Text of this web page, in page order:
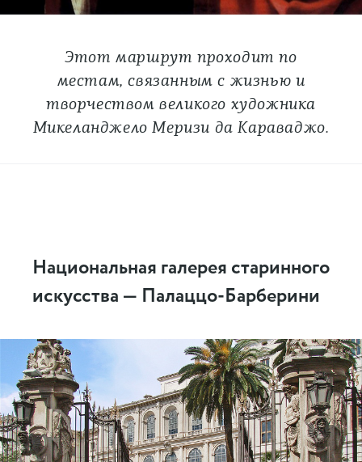
Этот маршрут проходит по
местам, связанным с жизнью и
творчеством великого художника
Микеланджело Меризи да Караваджо.
Национальная галерея старинного
искусства — Палаццо-Барберини